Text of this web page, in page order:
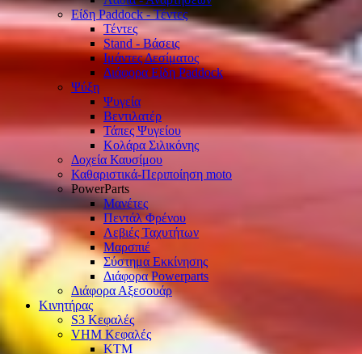
Είδη Paddock - Τέντες
Τέντες
Stand - Βάσεις
Ιμάντες Δεσίματος
Διάφορα Είδη Paddock
Ψύξη
Ψυγεία
Βεντιλατέρ
Τάπες Ψυγείου
Κολάρα Σιλικόνης
Δοχεία Καυσίμου
Καθαριστικά-Περιποίηση moto
PowerParts
Μανέτες
Πεντάλ Φρένου
Λεβιές Ταχυτήτων
Μαρσπιέ
Σύστημα Εκκίνησης
Διάφορα Powerparts
Διάφορα Αξεσουάρ
Κινητήρας
S3 Κεφαλές
VHM Κεφαλές
KTM